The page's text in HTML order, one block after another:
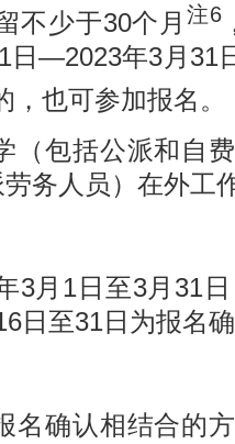
不少于30个月 注6
日—2023年3月31
，也可参加报名。
（包括公派和自
务人员）在外工
3月1日至3月31
日至31日为报名
名确认相结合的